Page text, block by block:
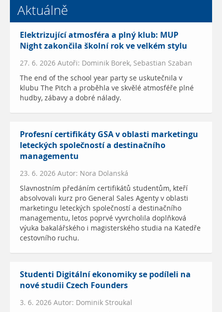
Aktuálně
Elektrizující atmosféra a plný klub: MUP
Night zakončila školní rok ve velkém stylu
27. 6. 2026 Autoři: Dominik Borek, Sebastian Szaban
The end of the school year party se uskutečnila v
klubu The Pitch a proběhla ve skvělé atmosféře plné
hudby, zábavy a dobré nálady.
Profesní certifikáty GSA v oblasti marketingu
leteckých společností a destinačního
managementu
23. 6. 2026 Autor: Nora Dolanská
Slavnostním předáním certifikátů studentům, kteří
absolvovali kurz pro General Sales Agenty v oblasti
marketingu leteckých společností a destinačního
managementu, letos poprvé vyvrcholila doplňková
výuka bakalářského i magisterského studia na Katedře
cestovního ruchu.
Studenti Digitální ekonomiky se podíleli na
nové studii Czech Founders
3. 6. 2026 Autor: Dominik Stroukal